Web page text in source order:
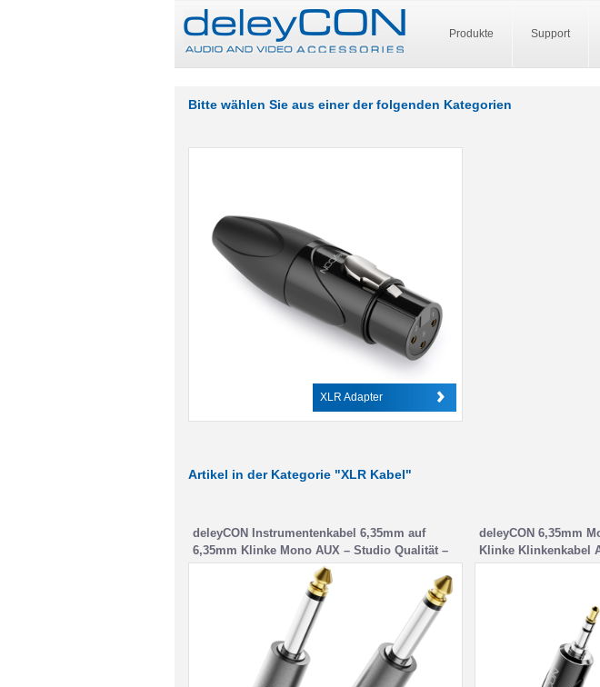
Produkte Support
Bitte wählen Sie aus einer der folgenden Kategorien
XLR Adapter
Artikel in der Kategorie "XLR Kabel"
deleyCON Instrumentenkabel 6,35mm auf
6,35mm Klinke Mono AUX – Studio Qualität –
aus reinem OFC Kupfer (AWG24) –
Klinkenkabel für E-Gitarre Bass Verstärker
deleyCON 6,35mm
Klinke Klinkenkabel
aus reinem OFC